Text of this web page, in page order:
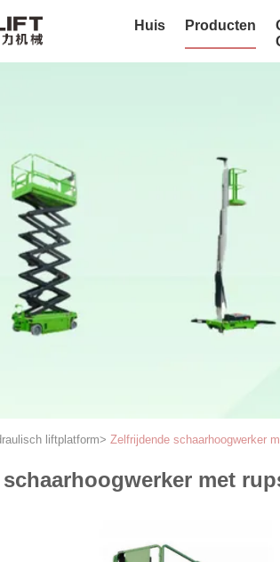
Huis Producten
liftplatform> Zelfrijdende schaarhoogwerker
met